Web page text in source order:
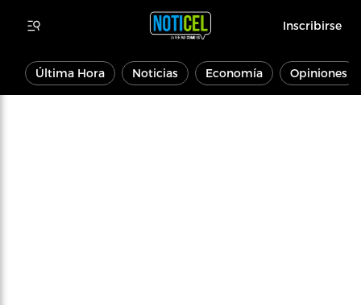
Inscribirse
Última Hora Noticias Economía Opiniones